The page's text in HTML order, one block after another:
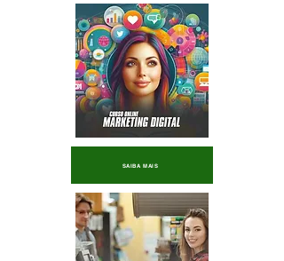
SAIBA MAIS